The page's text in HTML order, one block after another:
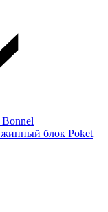
блок Poket